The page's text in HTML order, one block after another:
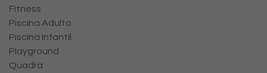
Fitness
Piscina Adulto
Piscina Infantil
Playground
Quadra